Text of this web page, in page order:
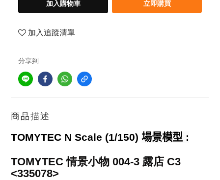
加入購物車 立即購買
加入追蹤清單
分享到
商品描述
TOMYTEC N Scale (1/150) 場景模型 :
TOMYTEC 情景小物 004-3 露店 C3
<335078>